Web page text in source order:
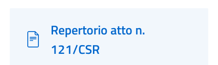
Repertorio atto n.
121/CSR